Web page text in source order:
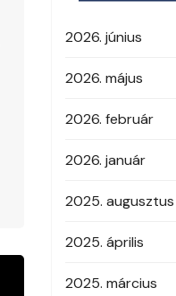
2026. június
2026. május
2026. február
2026. január
2025. augusztus
2025. április
2025. március